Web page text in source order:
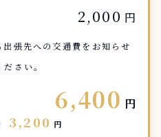
2,000 円
張先への交通費をお知らせ
さい。
6,400 円
3,200 円